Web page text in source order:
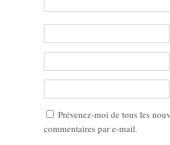
Prévenez-moi de tous les
commentaires par e-mail.